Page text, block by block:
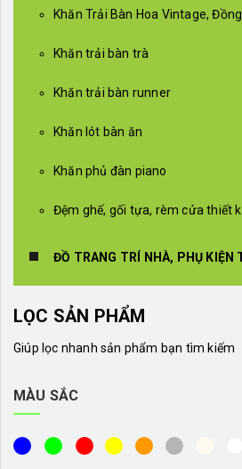
Khăn Trải Bàn Hoa Vintage,
Khăn trải bàn trà
Khăn trải bàn runner
Khăn lót bàn ăn
Khăn phủ đàn piano
Đệm ghế, gối tựa, rèm cửa thiết
ĐỒ TRANG TRÍ NHÀ, PHỤ KIỆN
LỌC SẢN PHẨM
Giúp lọc nhanh sản phẩm bạn tìm kiếm
MÀU SẮC